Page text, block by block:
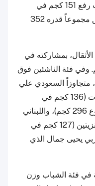
قدم الرباع القطري أداءً مميزاً، حيث رفع 151 كجم في
الخطف، و201 كجم في النتر، ليحقق مجموعاً قدره 352
بمشاركته في
فوق 94 كجم و110 كجم. وفي فئة الناشئين فوق
متجاوزاً السعودي علي
المجدي الذي حصل على ثلاث فضيات (136 كجم في
الخطف، 160 كجم في النتر، ومجموع 296 كجم)، واللبناني
محمد زيتون الذي نال ميداليتين برونزيتين (127 كجم في
والمغربي يحيى جمال الذي
في فئة الشباب وزن